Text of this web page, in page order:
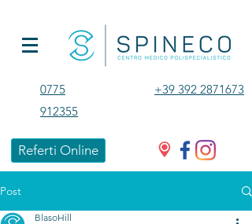
0775
912355
+39 392 2871673
Referti Online
Post
BlasoHill